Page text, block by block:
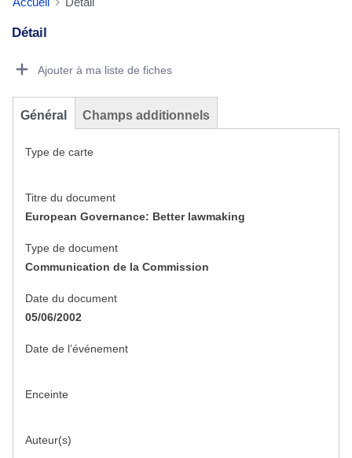
Détail
Ajouter à ma liste de fiches
Général Champs additionnels
Type de carte
Titre du document
European Governance: Better lawmaking
Type de document
Communication de la Commission
Date du document
05/06/2002
Date de l’événement
Enceinte
Auteur(s)